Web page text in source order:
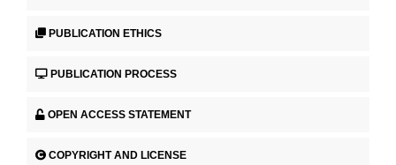
PUBLICATION ETHICS
PUBLICATION PROCESS
OPEN ACCESS STATEMENT
COPYRIGHT AND LICENSE